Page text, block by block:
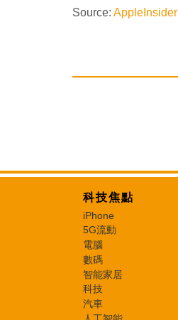
Source: AppleInsider
科技焦點
iPhone
5G流動
電腦
數碼
智能家居
科技
汽車